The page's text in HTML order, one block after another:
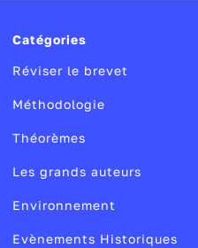
Catégories
Réviser le brevet
Méthodologie
Théorèmes
Les grands auteurs
Environnement
Evènements Historiques